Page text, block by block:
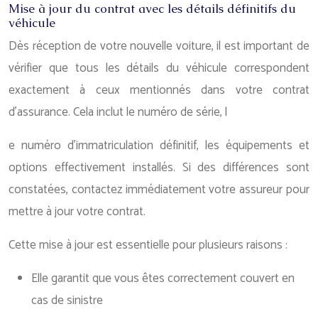
Mise à jour du contrat avec les détails définitifs du
véhicule
Dès réception de votre nouvelle voiture, il est important de
vérifier que tous les détails du véhicule correspondent
exactement à ceux mentionnés dans votre contrat
d’assurance. Cela inclut le numéro de série, l
e numéro d’immatriculation définitif, les équipements et
options effectivement installés. Si des différences sont
constatées, contactez immédiatement votre assureur pour
mettre à jour votre contrat.
Cette mise à jour est essentielle pour plusieurs raisons :
Elle garantit que vous êtes correctement couvert en
cas de sinistre